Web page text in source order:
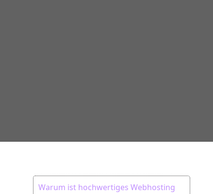
Warum ist hochwertiges Webhosting